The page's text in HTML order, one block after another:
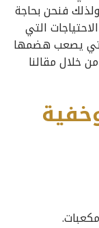
فنحن بحاجة
التي
يصعب هضمها
خلال مقالنا